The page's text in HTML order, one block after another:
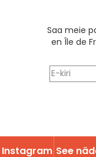
Saa meie
en Île de
Instagram See